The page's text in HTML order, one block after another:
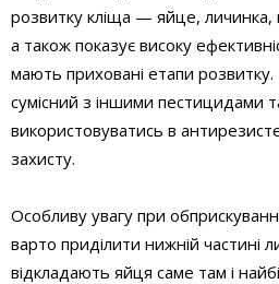
розвитку кліща — яйце, личинка,
а також показує високу
мають приховані етапи розвитку.
сумісний з іншими пестицидами
використовуватись в
захисту.
Особливу увагу при
варто приділити нижній частині
відкладають яйця саме там і